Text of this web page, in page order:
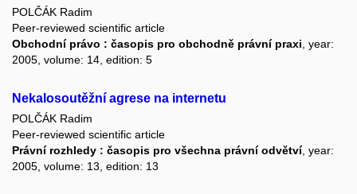
POLČÁK Radim
Peer-reviewed scientific article
Obchodní právo : časopis pro obchodně právní praxi, year:
2005, volume: 14, edition: 5
Nekalosoutěžní agrese na internetu
POLČÁK Radim
Peer-reviewed scientific article
Právní rozhledy : časopis pro všechna právní odvětví, year:
2005, volume: 13, edition: 13